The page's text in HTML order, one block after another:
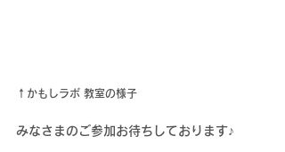
↑かもしラボ 教室の様子
みなさまのご参加お待ちしております♪